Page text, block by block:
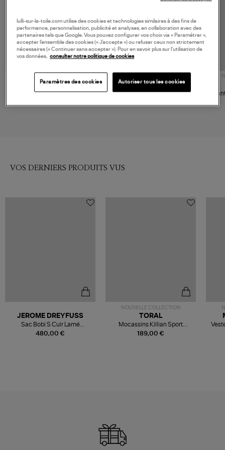
SAMSOE SAMSOE
Pantalon Mulch
Pantalon Kasha
VOS DERNIERS PRODUITS VUS
480,00 €
JEROME DREYFUSS
Sac Bobi S Cuir Lamé
Champagne
NOUVELLE COLLECTION
189,00 €
TORAL
Mocassins Killian Sport
Mousse
lulli-sur-la-toile.com utilise des cookies et technologies similaires à des fins de
performance, personnalisation, publicité et analyses, en collaboration avec des
partenaires tels que Google. Vous pouvez configurer vos choix via « Paramétrer »,
accepter l’ensemble des cookies (« J’accepte ») ou refuser ceux non strictement
nécessaires (« Continuer sans accepter »). Pour en savoir plus sur l’utilisation de
vos données, consulter notre politique de cookies
Paramètres des cookies Autoriser tous les cookies